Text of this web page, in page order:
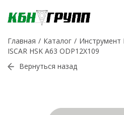
Главная Каталог
Инструмент
ISCAR HSK A63 ODP12X109
Вернуться назад